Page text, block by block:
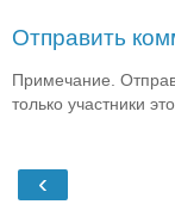
Отправить
Примечание.
только участники
‹